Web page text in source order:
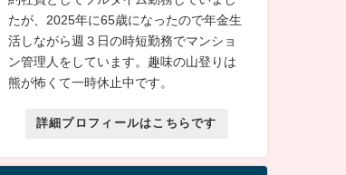
たが、2025年に65歳になったので年金生
活しながら週３日の時短勤務でマンショ
ン管理人をしています。趣味の山登りは
熊が怖くて一時休止中です。
詳細プロフィールはこちらです